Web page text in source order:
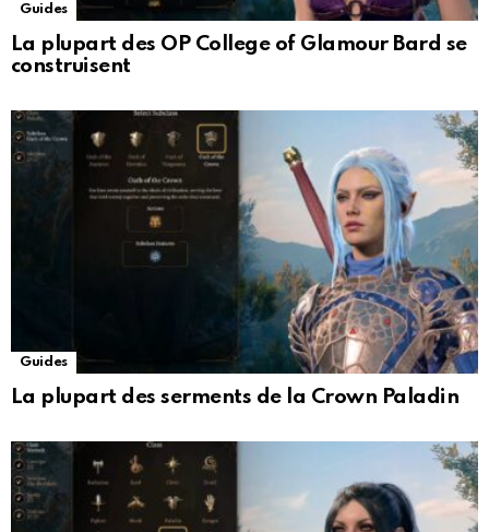
Guides
La plupart des OP College of Glamour Bard se
construisent
Guides
La plupart des serments de la Crown Paladin